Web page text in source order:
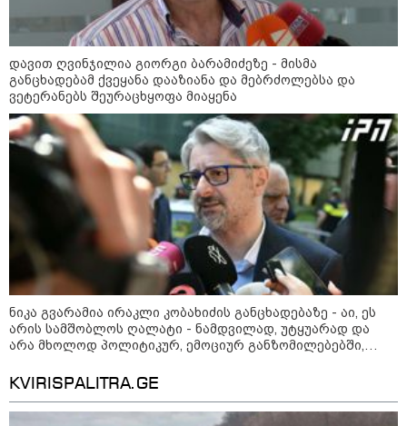
8
აგვისტო
დღის ზოგადი
ასტროლოგიური
8 აგვისტო ახალ შთაგონებასა და ემოციურ სიახლოვეს
მოიტანს. გაიზრდება ინტერესი შემოქმედებითი საქმიანობისა
და კულტურული ღონისძიებების მიმართ. საღამო
განსაკუთრებით ხელსაყრელია საყვარელ ადამიანებთან
დროის გასატარებლად და თბილი, გულახდილი
საუბრებისთვის.
აგვისტო აგარაკზე: ეს 5 საქმე
უნდა მოასწროთ შემოდგომის
დავით ღვინჯილია გიორგი ბარამიძეზე - მისმა
განცხადებამ ქვეყანა დააზიანა და მებრძოლებსა და
ვეტერანებს შეურაცხყოფა მიაყენა
ნიკა გვარამია ირაკლი კობახიძის განცხადებაზე - აი, ეს
არის სამშობლოს ღალატი - ნამდვილად, უტყუარად და
არა მხოლოდ პოლიტიკურ, ემოციურ განზომილებებში,
KVIRISPALITRA.GE